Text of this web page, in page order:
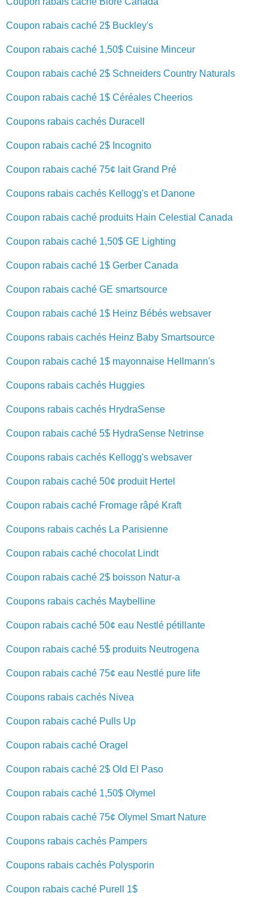
Coupon rabais caché 2$ Buckley's
Coupon rabais caché 1,50$ Cuisine Minceur
Coupon rabais caché 2$ Schneiders Country Naturals
Coupon rabais caché 1$ Céréales Cheerios
Coupons rabais cachés Duracell
Coupon rabais caché 2$ Incognito
Coupon rabais caché 75¢ lait Grand Pré
Coupons rabais cachés Kellogg's et Danone
Coupon rabais caché produits Hain Celestial Canada
Coupon rabais caché 1,50$ GE Lighting
Coupon rabais caché 1$ Gerber Canada
Coupon rabais caché GE smartsource
Coupon rabais caché 1$ Heinz Bébés websaver
Coupons rabais cachés Heinz Baby Smartsource
Coupon rabais caché 1$ mayonnaise Hellmann's
Coupons rabais cachés Huggies
Coupons rabais cachés HrydraSense
Coupon rabais caché 5$ HydraSense Netrinse
Coupons rabais cachés Kellogg's websaver
Coupon rabais caché 50¢ produit Hertel
Coupon rabais caché Fromage râpé Kraft
Coupons rabais cachés La Parisienne
Coupon rabais caché chocolat Lindt
Coupon rabais caché 2$ boisson Natur-a
Coupons rabais cachés Maybelline
Coupon rabais caché 50¢ eau Nestlé pétillante
Coupon rabais caché 5$ produits Neutrogena
Coupon rabais caché 75¢ eau Nestlé pure life
Coupons rabais cachés Nivea
Coupon rabais caché Pulls Up
Coupon rabais caché Oragel
Coupon rabais caché 2$ Old El Paso
Coupon rabais caché 1,50$ Olymel
Coupon rabais caché 75¢ Olymel Smart Nature
Coupons rabais cachés Pampers
Coupons rabais cachés Polysporin
Coupon rabais caché Purell 1$